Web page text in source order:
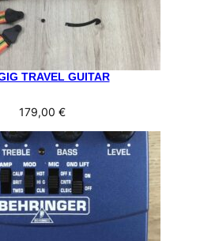
TRAVEL GUITAR
179,00 €